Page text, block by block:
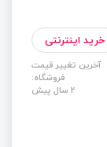
خرید اینترنتی
آخرین تغییر قیمت
فروشگاه:
2 سال پیش